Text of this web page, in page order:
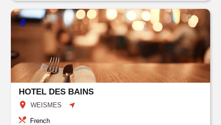
HOTEL DES BAINS
WEISMES
French